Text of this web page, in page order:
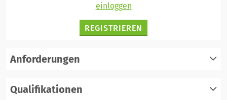
einloggen
REGISTRIEREN
Anforderungen
Qualifikationen